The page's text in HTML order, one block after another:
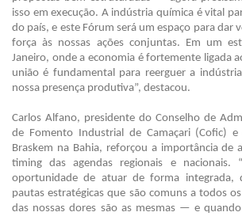
isso em execução. A indústria química é vital
do país, e este Fórum será um espaço para dar
força às nossas ações conjuntas. Em um
Janeiro, onde a economia é fortemente ligada
união é fundamental para reerguer a
nossa presença produtiva”, destacou.
Carlos Alfano, presidente do Conselho de
de Fomento Industrial de Camaçari (Cofic)
Braskem na Bahia, reforçou a importância de
timing das agendas regionais e nacionais.
oportunidade de atuar de forma integrada,
pautas estratégicas que são comuns a todos
das nossas dores são as mesmas — e